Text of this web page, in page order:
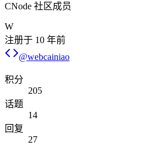
CNode 社区成员
W
注册于 10 年前
@webcainiao
积分
205
话题
14
回复
27